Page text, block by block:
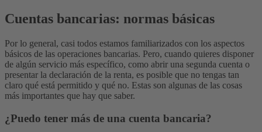
Cuentas bancarias: normas básicas
Por lo general, casi todos estamos familiarizados con los aspectos
básicos de las operaciones bancarias. Pero, cuando quieres disponer
de algún servicio más específico, como abrir una segunda cuenta o
presentar la declaración de la renta, es posible que no tengas tan
claro qué está permitido y qué no. Estas son algunas de las cosas
más importantes que hay que saber.
¿Puedo tener más de una cuenta bancaria?